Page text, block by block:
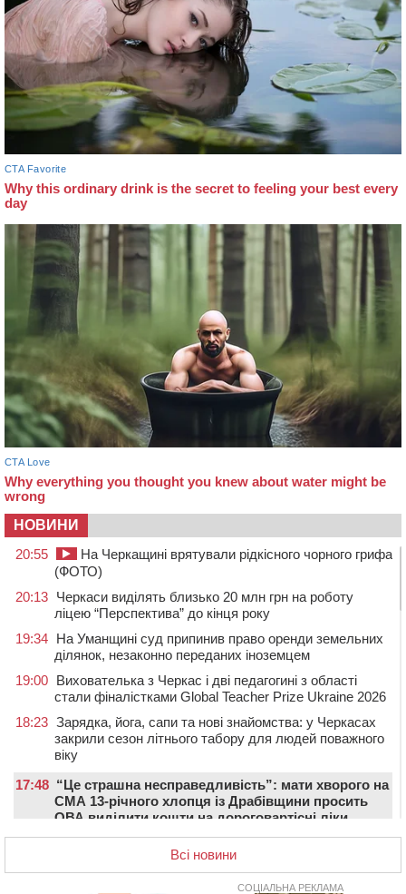
НОВИНИ
20:55
На Черкащині врятували рідкісного чорного грифа
(ФОТО)
20:13 Черкаси виділять близько 20 млн грн на роботу
ліцею “Перспектива” до кінця року
19:34 На Уманщині суд припинив право оренди земельних
ділянок, незаконно переданих іноземцем
19:00 Вихователька з Черкас і дві педагогині з області
стали фіналістками Global Teacher Prize Ukraine 2026
18:23 Зарядка, йога, сапи та нові знайомства: у Черкасах
закрили сезон літнього табору для людей поважного
віку
17:48 “Це страшна несправедливість”: мати хворого на
СМА 13-річного хлопця із Драбівщини просить
ОВА виділити кошти на дороговартісні ліки
На Уманщині судитимуть колишню очільницю відділу
освіти через закупівлю електрики за завищеною
Всі новини
СОЦІАЛЬНА РЕКЛАМА